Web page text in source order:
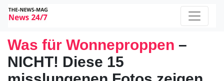
Was für Wonneproppen –
NICHT! Diese 15